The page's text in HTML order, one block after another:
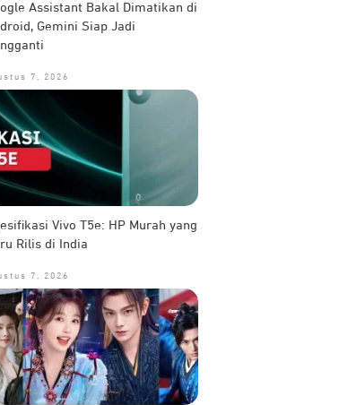
Assistant Bakal Dimatikan di
Gemini Siap Jadi
7, 2026
Vivo T5e: HP Murah yang
Rilis di India
7, 2026